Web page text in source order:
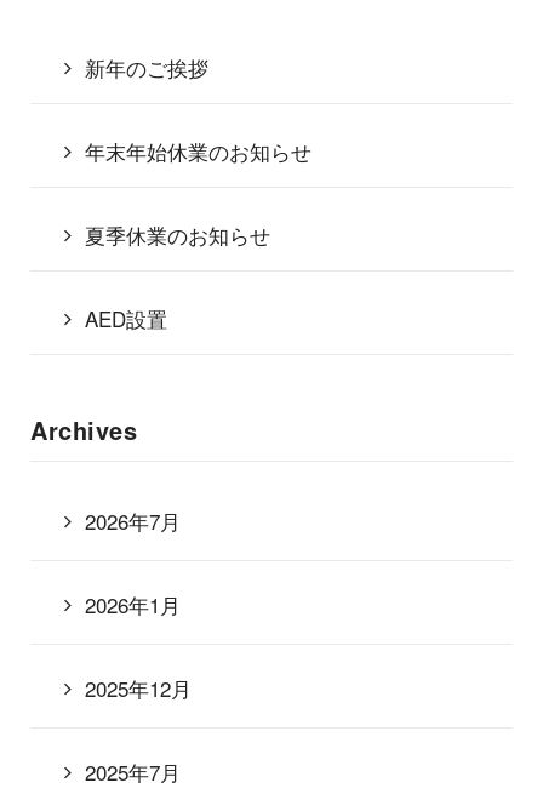
新年のご挨拶
年末年始休業のお知らせ
夏季休業のお知らせ
AED設置
Archives
2026年7月
2026年1月
2025年12月
2025年7月